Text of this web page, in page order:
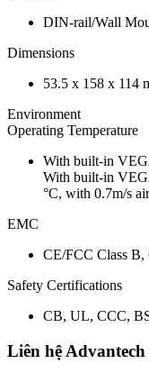
DIN-rail/Wall
Dimensions
53.5 x 158 x 114
Environment
Operating Temperature
With built-in
With built-in
°C, with 0.7m/s
EMC
CE/FCC Class
Safety Certifications
CB, UL, CCC,
Liên hệ Advantech